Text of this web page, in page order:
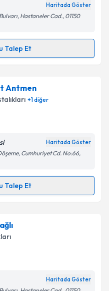
ilişkinAydınlatma
Haritada Göster
Hastaneler Cad., 01150
Talep Et
randevu takvimi talebi
randevu almanız için bir
ile bilgilendireceğiz.
ilişkinAydınlatma
verilerimin belirtilen
kabul ediyorum.
Gönder
Antmen
+1diğer
Haritada Göster
Cumhuriyet Cd. No:66,
Talep Et
için randevu takvimi
randevu almanız
e-posta ile
Haritada Göster